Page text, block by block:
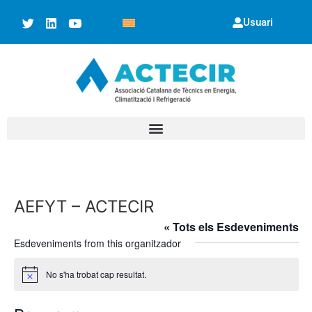
Usuari
AEFYT – ACTECIR
« Tots els Esdeveniments
Esdeveniments from this organitzador
Avís No s'ha trobat cap resultat.